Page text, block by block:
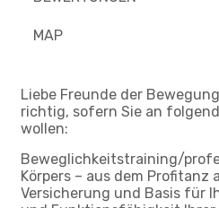
MAP
Liebe Freunde der
richtig, sofern Sie an
wollen:
Beweglichkeitstraining/
Körpers – aus dem Profitanz
Versicherung und Basis für